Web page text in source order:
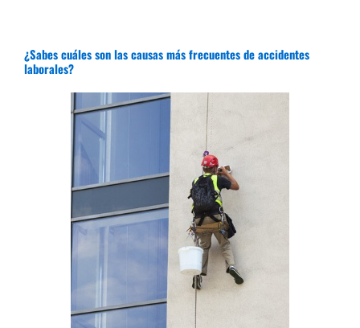
¿Sabes cuáles son las causas más frecuentes de accidentes
laborales?